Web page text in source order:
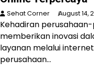
Sehat Corner August 14,
Kehadiran
memberikan inovasi
layanan melalui
perusahaan…